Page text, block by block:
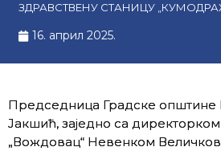
ЗДРАВСТВЕНУ СТАНИЦУ
16. април 2025.
Председница Градске општине
Јакшић, заједно са
„Вождовац“ Невенком